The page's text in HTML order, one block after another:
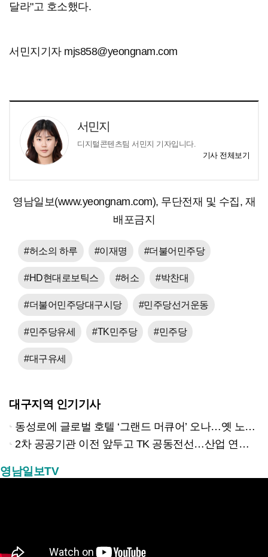
달라"고 호소했다.
서민지기자 mjs858@yeongnam.com
서민지
디지털콘텐츠팀 서민지 기자입니다.
기사 전체보기
영남일보(www.yeongnam.com), 무단전재 및 수집, 재
배포금지
#허소의 하루 #이재명 #더불어민주당
#HD현대로보틱스 #허소 #박찬대
#더불어민주당대구시당 #민주당선거운동
#민주당유세 #TK민주당 #민주당
#대구유세
대구지역 인기기사
동성로에 글로벌 호텔 ‘그랜드 머큐어’ 오나…옛 노보텔 자리 사무실 개설
2차 공공기관 이전 앞두고 TK 공동전선…산업 연계형 유치 승부수
영남일보TV